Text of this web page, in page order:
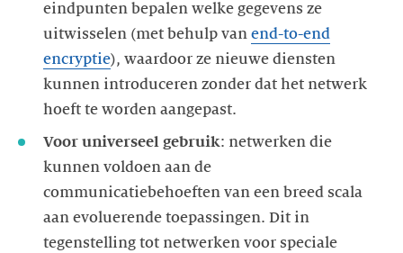
eindpunten bepalen welke gegevens ze
uitwisselen (met behulp van end-to-end
encryptie), waardoor ze nieuwe diensten
kunnen introduceren zonder dat het netwerk
Voor universeel gebruik: netwerken die
kunnen voldoen aan de
communicatiebehoeften van een breed scala
aan evoluerende toepassingen. Dit in
tegenstelling tot netwerken voor speciale